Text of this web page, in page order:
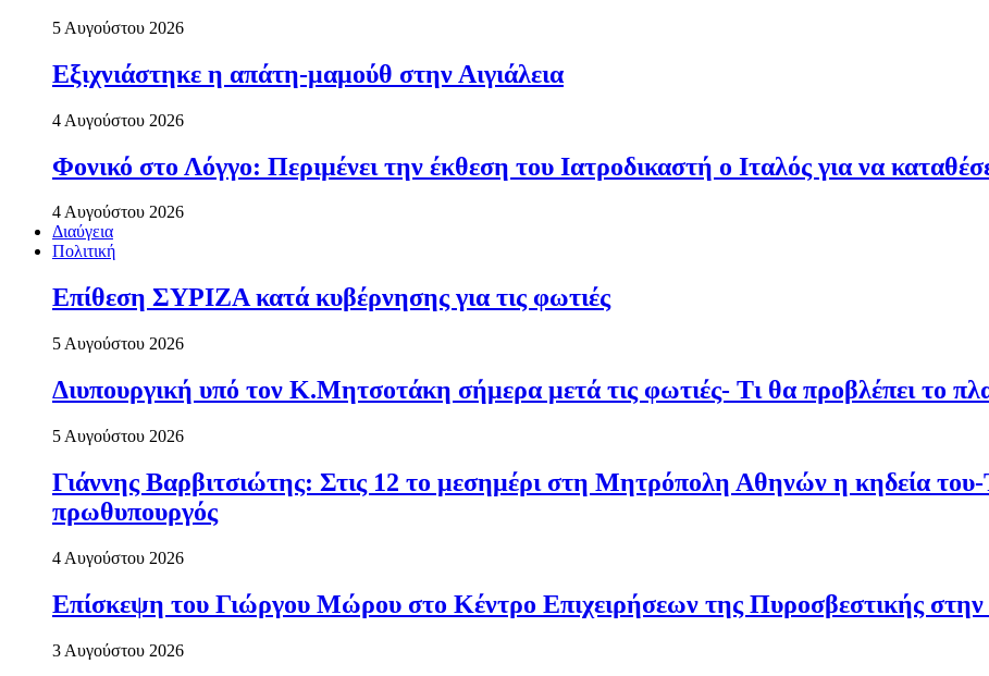
5 Αυγούστου 2026
Εξιχνιάστηκε η απάτη-μαμούθ στην Αιγιάλεια
4 Αυγούστου 2026
Φονικό στο Λόγγο: Περιµένει την έκθεση του Ιατροδικαστή ο Ιταλός για να
4 Αυγούστου 2026
Διαύγεια
Πολιτική
Επίθεση ΣΥΡΙΖΑ κατά κυβέρνησης για τις φωτιές
5 Αυγούστου 2026
Διυπουργική υπό τον Κ.Μητσοτάκη σήμερα μετά τις φωτιές- Τι θα προβλέπει το
5 Αυγούστου 2026
Γιάννης Βαρβιτσιώτης: Στις 12 το μεσημέρι στη Μητρόπολη Αθηνών η κηδεία του-
πρωθυπουργός
4 Αυγούστου 2026
Επίσκεψη του Γιώργου Μώρου στο Κέντρο Επιχειρήσεων της Πυροσβεστικής
3 Αυγούστου 2026